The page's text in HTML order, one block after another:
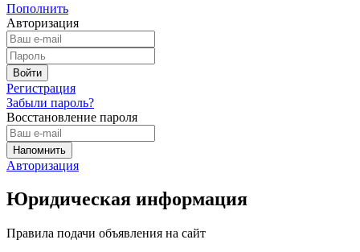
Пополнить
Авторизация
Регистрация
Забыли пароль?
Восстановление пароля
Авторизация
Юридическая информация
Правила подачи объявления на сайт